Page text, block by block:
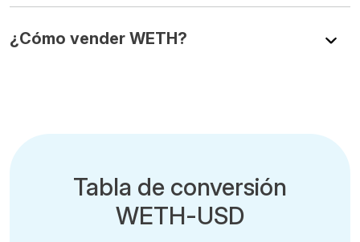
¿Cómo vender WETH?
Tabla de conversión
WETH-USD